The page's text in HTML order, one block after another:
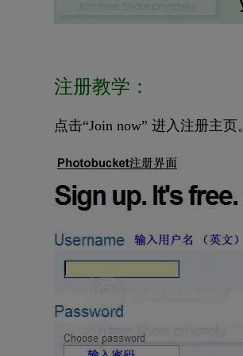
注册教学：
点击“Join now” 进入注册主页